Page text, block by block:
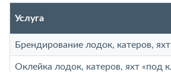
Услуга
Брендирование лодок, катеров, яхт
Оклейка лодок, катеров, яхт «под